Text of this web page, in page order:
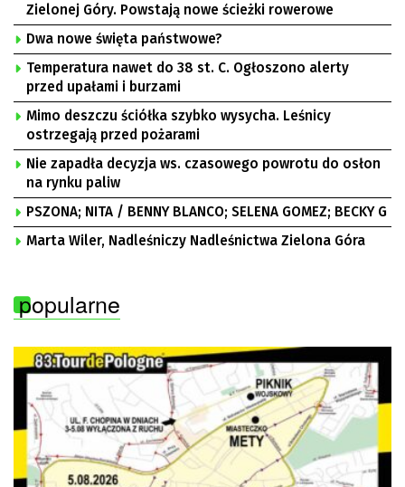
Zielonej Góry. Powstają nowe ścieżki rowerowe
Dwa nowe święta państwowe?
Temperatura nawet do 38 st. C. Ogłoszono alerty
przed upałami i burzami
Mimo deszczu ściółka szybko wysycha. Leśnicy
ostrzegają przed pożarami
Nie zapadła decyzja ws. czasowego powrotu do osłon
na rynku paliw
PSZONA; NITA / BENNY BLANCO; SELENA GOMEZ; BECKY G
Marta Wiler, Nadleśniczy Nadleśnictwa Zielona Góra
popularne